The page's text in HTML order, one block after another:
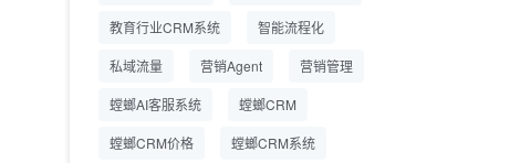
教育行业CRM系统 智能流程化
私域流量 营销Agent 营销管理
螳螂AI客服系统 螳螂CRM
螳螂CRM价格 螳螂CRM系统